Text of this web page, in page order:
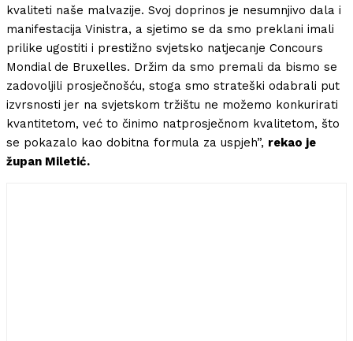
kvaliteti naše malvazije. Svoj doprinos je nesumnjivo dala i
manifestacija Vinistra, a sjetimo se da smo preklani imali
prilike ugostiti i prestižno svjetsko natjecanje Concours
Mondial de Bruxelles. Držim da smo premali da bismo se
zadovoljili prosječnošću, stoga smo strateški odabrali put
izvrsnosti jer na svjetskom tržištu ne možemo konkurirati
kvantitetom, već to činimo natprosječnom kvalitetom, što
se pokazalo kao dobitna formula za uspjeh”, rekao je
župan Miletić.